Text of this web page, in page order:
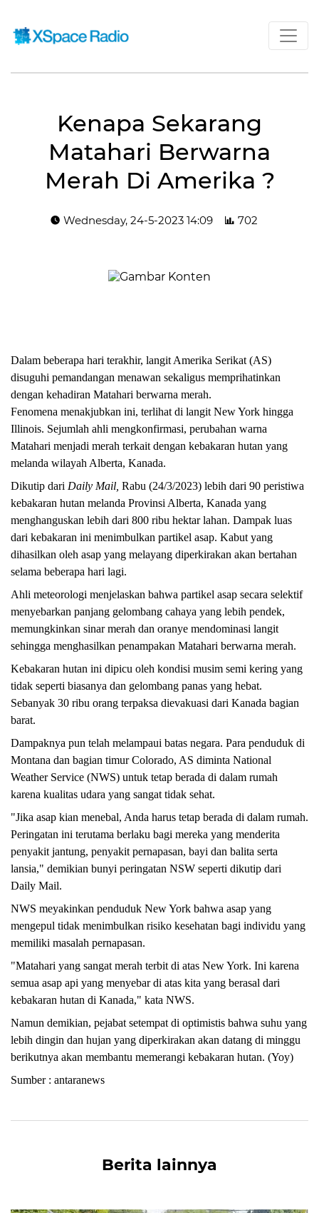
Kenapa Sekarang
Matahari Berwarna
Merah Di Amerika ?
Wednesday, 24-5-2023 14:09 702
Dalam beberapa hari terakhir, langit Amerika Serikat (AS)
disuguhi pemandangan menawan sekaligus memprihatinkan
dengan kehadiran Matahari berwarna merah.
Fenomena menakjubkan ini, terlihat di langit New York hingga
Illinois. Sejumlah ahli mengkonfirmasi, perubahan warna
Matahari menjadi merah terkait dengan kebakaran hutan yang
melanda wilayah Alberta, Kanada.
Dikutip dari Daily Mail, Rabu (24/3/2023) lebih dari 90 peristiwa
kebakaran hutan melanda Provinsi Alberta, Kanada yang
menghanguskan lebih dari 800 ribu hektar lahan. Dampak luas
dari kebakaran ini menimbulkan partikel asap. Kabut yang
dihasilkan oleh asap yang melayang diperkirakan akan bertahan
selama beberapa hari lagi.
Ahli meteorologi menjelaskan bahwa partikel asap secara selektif
menyebarkan panjang gelombang cahaya yang lebih pendek,
memungkinkan sinar merah dan oranye mendominasi langit
sehingga menghasilkan penampakan Matahari berwarna merah.
Kebakaran hutan ini dipicu oleh kondisi musim semi kering yang
tidak seperti biasanya dan gelombang panas yang hebat.
Sebanyak 30 ribu orang terpaksa dievakuasi dari Kanada bagian
barat.
Dampaknya pun telah melampaui batas negara. Para penduduk di
Montana dan bagian timur Colorado, AS diminta National
Weather Service (NWS) untuk tetap berada di dalam rumah
karena kualitas udara yang sangat tidak sehat.
"Jika asap kian menebal, Anda harus tetap berada di dalam rumah.
Peringatan ini terutama berlaku bagi mereka yang menderita
penyakit jantung, penyakit pernapasan, bayi dan balita serta
lansia," demikian bunyi peringatan NSW seperti dikutip dari
Daily Mail.
NWS meyakinkan penduduk New York bahwa asap yang
mengepul tidak menimbulkan risiko kesehatan bagi individu yang
memiliki masalah pernapasan.
"Matahari yang sangat merah terbit di atas New York. Ini karena
semua asap api yang menyebar di atas kita yang berasal dari
kebakaran hutan di Kanada," kata NWS.
Namun demikian, pejabat setempat di optimistis bahwa suhu yang
lebih dingin dan hujan yang diperkirakan akan datang di minggu
berikutnya akan membantu memerangi kebakaran hutan. (Yoy)
Sumber : antaranews
Berita lainnya